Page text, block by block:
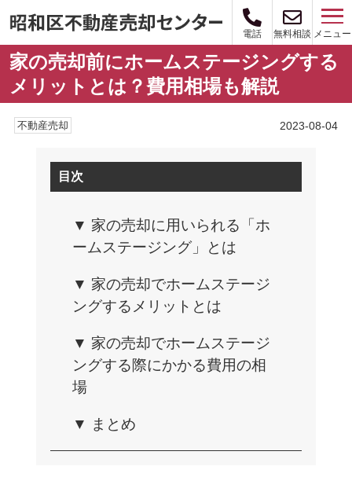
電話 無料相談 メニュー
家の売却前にホームステージングする
メリットとは？費用相場も解説
不動産売却 2023-08-04
目次
▼ 家の売却に用いられる「ホ
ームステージング」とは
▼ 家の売却でホームステージ
ングするメリットとは
▼ 家の売却でホームステージ
ングする際にかかる費用の相
場
▼ まとめ